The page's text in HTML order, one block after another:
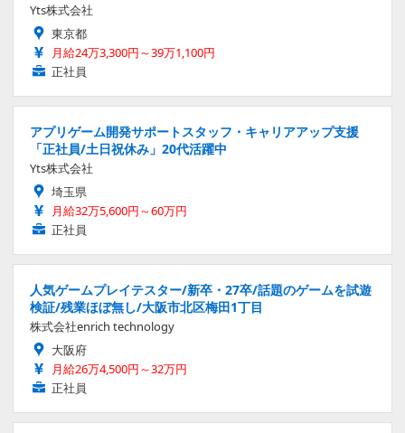
Yts株式会社
東京都
月給24万3,300円～39万1,100円
正社員
アプリゲーム開発サポートスタッフ・キャリアアップ支援
「正社員/土日祝休み」20代活躍中
Yts株式会社
埼玉県
月給32万5,600円～60万円
正社員
人気ゲームプレイテスター/新卒・27卒/話題のゲームを試遊
検証/残業ほぼ無し/大阪市北区梅田1丁目
株式会社enrich technology
大阪府
月給26万4,500円～32万円
正社員